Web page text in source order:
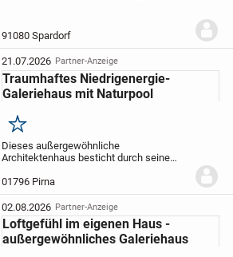
handelt sich um ein helles,
architektonisch...
91080 Spardorf
21.07.2026 Partner-Anzeige
Traumhaftes Niedrigenergie-
Galeriehaus mit Naturpool
Merken
Dieses außergewöhnliche
Architektenhaus besticht durch seine
Grundstück. Entworfen von einem
renommierten Architekturbüro in Pirna,
verbindet es stilvolle...
01796 Pirna
02.08.2026 Partner-Anzeige
Loftgefühl im eigenen Haus -
außergewöhnliches Galeriehaus